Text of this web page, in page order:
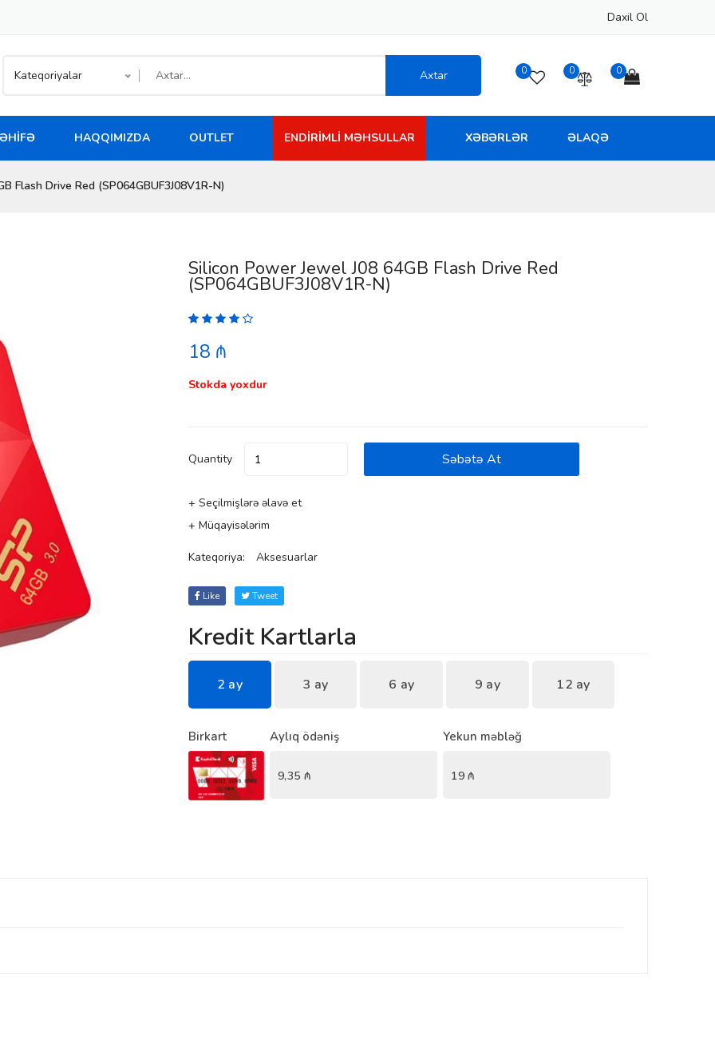
Daxil Ol
Kateqoriyalar Axtar 0 0 0
HAQQIMIZDA OUTLET ENDIRIMLI MƏHSULLAR XƏBƏRLƏR ƏLAQƏ
Flash Drive Red (SP064GBUF3J08V1R-N)
Silicon Power Jewel J08 64GB Flash Drive Red
(SP064GBUF3J08V1R-N)
18 ₼
Stokda yoxdur
Quantity Səbətə At
+ Seçilmişlərə əlavə et
+ Müqayisələrim
Kateqoriya: Aksesuarlar
Like Tweet
Kredit Kartlarla
2 ay 3 ay 6 ay 9 ay 12 ay
Birkart Aylıq ödəniş
9,35 ₼
Yekun məbləğ
19₼